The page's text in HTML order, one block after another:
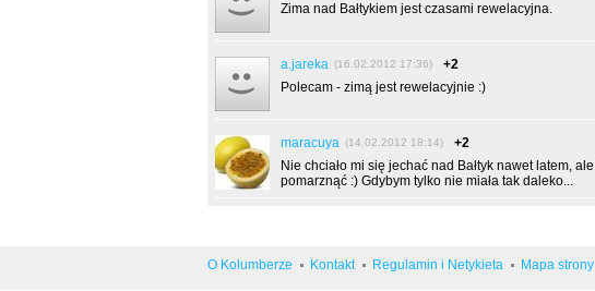
Zima nad Bałtykiem jest czasami rewelacyjna.
a.jareka (16.02.2012 17:36)
+2
Polecam - zimą jest rewelacyjnie :)
maracuya (14.02.2012 18:14)
+2
Nie chciało mi się jechać nad Bałtyk nawet latem,
pomarznąć :) Gdybym tylko nie miała tak daleko...
O Kolumberze Kontakt Regulamin i Netykieta Mapa strony